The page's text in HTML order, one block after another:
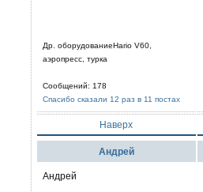
Др. оборудованиеHario V60,
аэропресс, турка
Сообщений: 178
Спасибо сказали 12 раз в 11 постах
Наверх
Aндрей
Андрей